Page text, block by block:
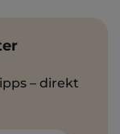
– direkt